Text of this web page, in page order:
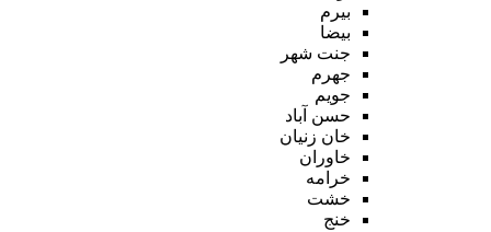
بیرم
بیضا
جنت شهر
جهرم
جویم
حسن آباد
خان زنیان
خاوران
خرامه
خشت
خنج